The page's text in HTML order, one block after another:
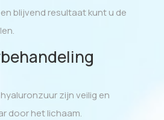
blijvend resultaat kunt u de
zijn veilig en
door het lichaam.